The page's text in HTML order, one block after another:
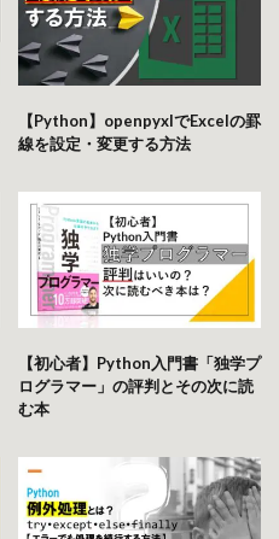
【Python】openpyxlでExcelの罫
線を設定・変更する方法
【初心者】Python入門書「独学プ
ログラマー」の評判とその次に読
む本